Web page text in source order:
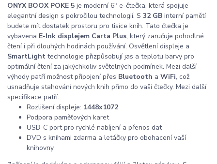
ONYX BOOX POKE 5 je moderní 6" e-čtečka, která spojuje
elegantní design s pokročilou technologií. S 32 GB interní pamětí
budete mít dostatek prostoru pro tisíce knih. Tato čtečka je
vybavena E-Ink displejem Carta Plus, který zaručuje pohodlné
čtení i při dlouhých hodinách používání. Osvětlení displeje a
SmartLight technologie přizpůsobují jas a teplotu barvy pro
optimální čtení za jakýchkoliv světelných podmínek. Mezi další
výhody patří možnost připojení přes Bluetooth a WiFi, což
usnadňuje stahování nových knih přímo do vaší čtečky. Mezi další
specifikace patří:
Rozlišení displeje: 1448x1072
Podpora paměťových karet
USB-C port pro rychlé nabíjení a přenos dat
DVD s knihami zdarma a letáčky pro obohacení vaší
knihovny